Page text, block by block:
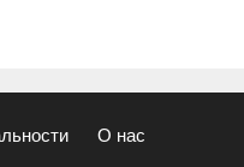
О нас